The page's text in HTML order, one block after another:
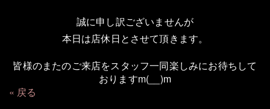
誠に申し訳ございませんが
本日は店休日とさせて頂きます。
皆様のまたのご来店をスタッフ一同楽しみにお待ちして
おりますm(__)m
戻る